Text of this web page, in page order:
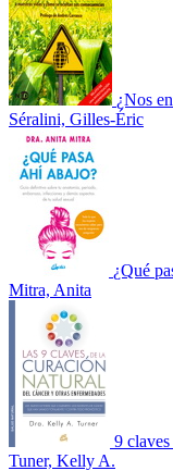
¿Nos
Séralini, Gilles-Éric
¿Qué
Mitra, Anita
9
Tuner, Kelly A.